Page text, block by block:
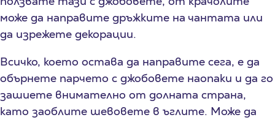
може да направите дръжките на чантата или
да изрежете декорации.
Всичко, което остава да направите сега, е да
обърнете парчето с джобовете наопаки и да го
зашиете внимателно от долната страна,
като заоблите шевовете в ъглите. Може да